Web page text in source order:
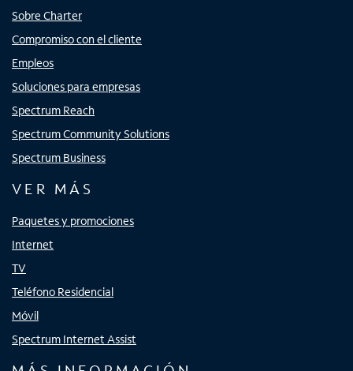
Sobre Charter
Compromiso con el cliente
Empleos
Soluciones para empresas
Spectrum Reach
Spectrum Community Solutions
Spectrum Business
VER MÁS
Paquetes y promociones
Internet
TV
Teléfono Residencial
Móvil
Spectrum Internet Assist